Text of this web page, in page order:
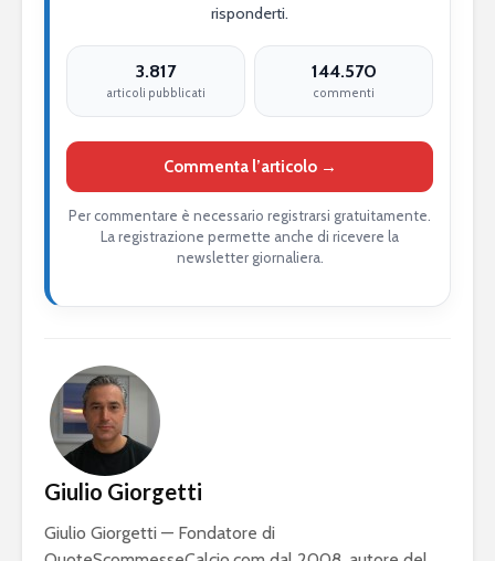
risponderti.
3.817
articoli pubblicati
144.570
commenti
Commenta l’articolo →
Per commentare è necessario registrarsi gratuitamente.
La registrazione permette anche di ricevere la
newsletter giornaliera.
Giulio Giorgetti
Giulio Giorgetti — Fondatore di